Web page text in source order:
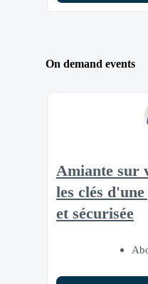
On demand events
Amiante sur
les clés
et sécurisée